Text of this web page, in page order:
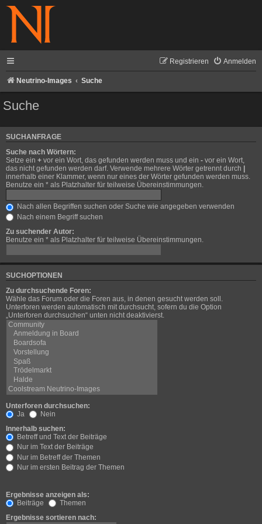
Anmelden
Registrieren
Neutrino-Images Suche
Suche
SUCHANFRAGE
Suche nach Wörtern:
Setze ein + vor ein Wort, das gefunden werden muss und ein - vor ein Wort,
das nicht gefunden werden darf. Verwende mehrere Wörter getrennt durch
innerhalb einer Klammer, wenn nur eines der Wörter gefunden werden muss.
Benutze ein * als Platzhalter für teilweise Übereinstimmungen.
Nach allen Begriffen suchen oder Suche wie angegeben verwenden
Nach einem Begriff suchen
Zu suchender Autor:
Benutze ein * als Platzhalter für teilweise Übereinstimmungen.
SUCHOPTIONEN
Zu durchsuchende Foren:
Wähle das Forum oder die Foren aus, in denen gesucht werden soll.
Unterforen werden automatisch mit durchsucht, sofern du die Option
„Unterforen durchsuchen“ unten nicht deaktivierst.
Unterforen durchsuchen:
Ja
Nein
Innerhalb suchen:
Betreff und Text der Beiträge
Nur im Text der Beiträge
Nur im Betreff der Themen
Nur im ersten Beitrag der Themen
Ergebnisse anzeigen als:
Beiträge
Themen
Ergebnisse sortieren nach: